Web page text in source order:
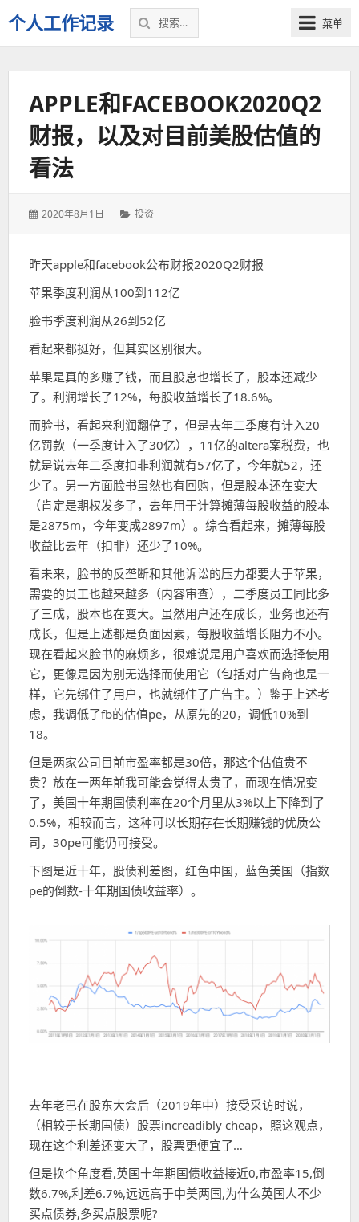
个人工作记录
搜
索：
菜单
APPLE和FACEBOOK2020Q2
财报，以及对目前美股估值的
看法
发
2020年8月1日
分
投资
昨天apple和facebook公布财报2020Q2财报
苹果季度利润从100到112亿
脸书季度利润从26到52亿
看起来都挺好，但其实区别很大。
苹果是真的多赚了钱，而且股息也增长了，股本还减少
了。利润增长了12%，每股收益增长了18.6%。
而脸书，看起来利润翻倍了，但是去年二季度有计入20
亿罚款（一季度计入了30亿），11亿的altera案税费，也
就是说去年二季度扣非利润就有57亿了，今年就52，还
少了。另一方面脸书虽然也有回购，但是股本还在变大
（肯定是期权发多了，去年用于计算摊薄每股收益的股本
是2875m，今年变成2897m）。综合看起来，摊薄每股
收益比去年（扣非）还少了10%。
看未来，脸书的反垄断和其他诉讼的压力都要大于苹果，
需要的员工也越来越多（内容审查），二季度员工同比多
了三成，股本也在变大。虽然用户还在成长，业务也还有
成长，但是上述都是负面因素，每股收益增长阻力不小。
现在看起来脸书的麻烦多，很难说是用户喜欢而选择使用
它，更像是因为别无选择而使用它（包括对广告商也是一
样，它先绑住了用户，也就绑住了广告主。）鉴于上述考
虑，我调低了fb的估值pe，从原先的20，调低10%到
18。
但是两家公司目前市盈率都是30倍，那这个估值贵不
贵？放在一两年前我可能会觉得太贵了，而现在情况变
了，美国十年期国债利率在20个月里从3%以上下降到了
0.5%，相较而言，这种可以长期存在长期赚钱的优质公
司，30pe可能仍可接受。
下图是近十年，股债利差图，红色中国，蓝色美国（指数
pe的倒数-十年期国债收益率）。
去年老巴在股东大会后（2019年中）接受采访时说，
（相较于长期国债）股票increadibly cheap，照这观点，
现在这个利差还变大了，股票更便宜了…
但是换个角度看,英国十年期国债收益接近0,市盈率15,倒
数6.7%,利差6.7%,远远高于中美两国,为什么英国人不少
买点债券,多买点股票呢?